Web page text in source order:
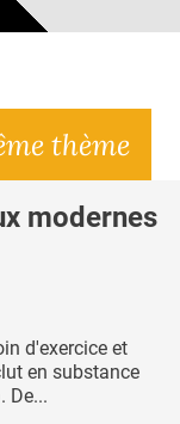
thème
modernes
d'exercice et
en substance
De...